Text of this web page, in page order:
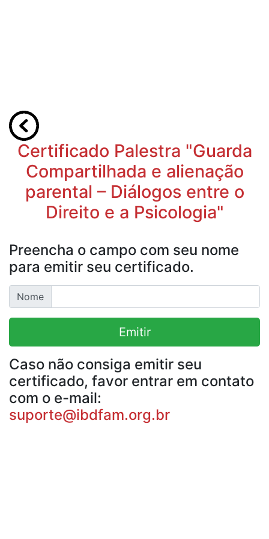
Certificado Palestra "Guarda
Compartilhada e alienação
parental – Diálogos entre o
Direito e a Psicologia"
Preencha o campo com seu nome
para emitir seu certificado.
Nome
Emitir
Caso não consiga emitir seu
certificado, favor entrar em contato
com o e-mail:
suporte@ibdfam.org.br